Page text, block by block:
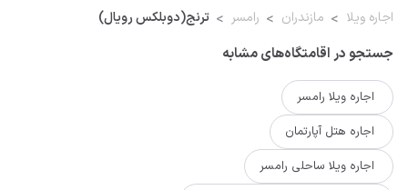
اجاره ویلا مازندران رامسر ترنج(دوبلکس رویال)
جستجو در اقامتگاه‌های مشابه
اجاره ویلا رامسر
اجاره هتل آپارتمان
اجاره ویلا ساحلی رامسر